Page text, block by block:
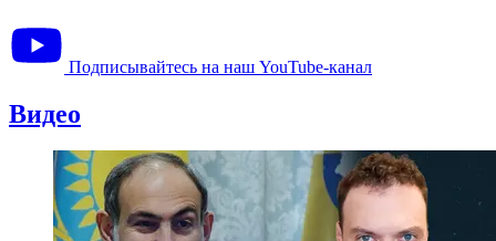
Подписывайтесь на наш YouTube-канал
Видео